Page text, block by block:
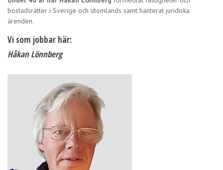
bostadsrätter i Sverige och utomlands samt hanterat juridiska
ärenden.
Vi som jobbar här:
Håkan Lönnberg